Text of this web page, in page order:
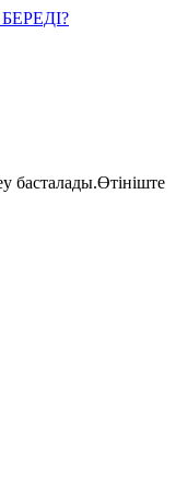
басталады.Өтініште